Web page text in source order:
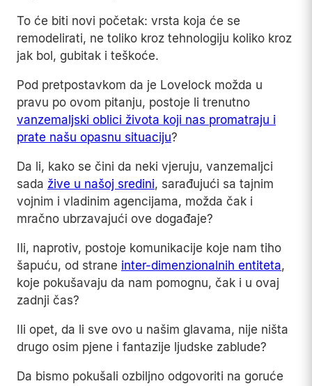
To će biti novi početak: vrsta koja će se
remodelirati, ne toliko kroz tehnologiju koliko kroz
jak bol, gubitak i teškoće.
Pod pretpostavkom da je Lovelock možda u
pravu po ovom pitanju, postoje li trenutno
vanzemaljski oblici života koji nas promatraju i
prate našu opasnu situaciju?
Da li, kako se čini da neki vjeruju, vanzemaljci
sada žive u našoj sredini, sarađujući sa tajnim
vojnim i vladinim agencijama, možda čak i
mračno ubrzavajući ove događaje?
Ili, naprotiv, postoje komunikacije koje nam tiho
šapuću, od strane inter-dimenzionalnih entiteta,
koje pokušavaju da nam pomognu, čak i u ovaj
zadnji čas?
Ili opet, da li sve ovo u našim glavama, nije ništa
drugo osim pjene i fantazije ljudske zablude?
Da bismo pokušali ozbiljno odgovoriti na goruće